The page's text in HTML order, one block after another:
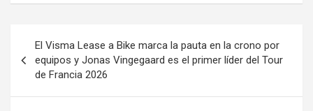
de
entradas
El Visma Lease a Bike marca la pauta en la crono por
equipos y Jonas Vingegaard es el primer líder del Tour
de Francia 2026